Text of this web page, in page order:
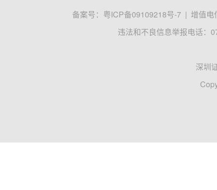
备案号： 粤ICP备09109218号-7 | 增值电
违法和不良信息举报电话：
深圳